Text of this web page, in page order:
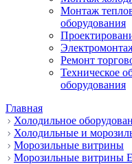
Монтаж
оборудования
Ремонт
Техническое
оборудования
Главная
Холодильное
Холодильные и
Морозильные витрины
Морозильные витрины